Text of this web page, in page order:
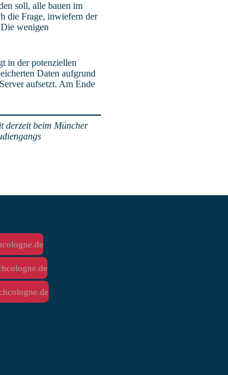
soll, alle bauen im
die Frage, inwiefern der
wenigen
in der potenziellen
Daten aufgrund
aufsetzt. Am Ende
derzeit beim Müncher